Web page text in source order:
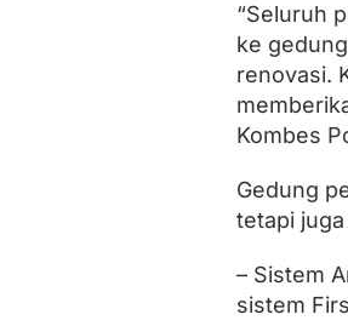
i
P
r
b
n
a
n
“Seluruh
ke
renovasi.
Kombes
Gedung
tetapi
– Sistem
sistem